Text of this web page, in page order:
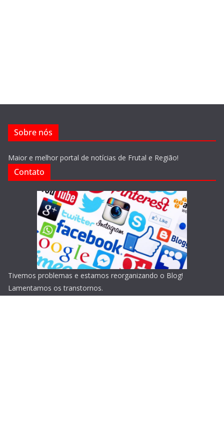
Sobre nós
Maior e melhor portal de notícias de Frutal e Região!
Contato
Tivemos problemas e estamos reorganizando o Blog!
Lamentamos os transtornos.